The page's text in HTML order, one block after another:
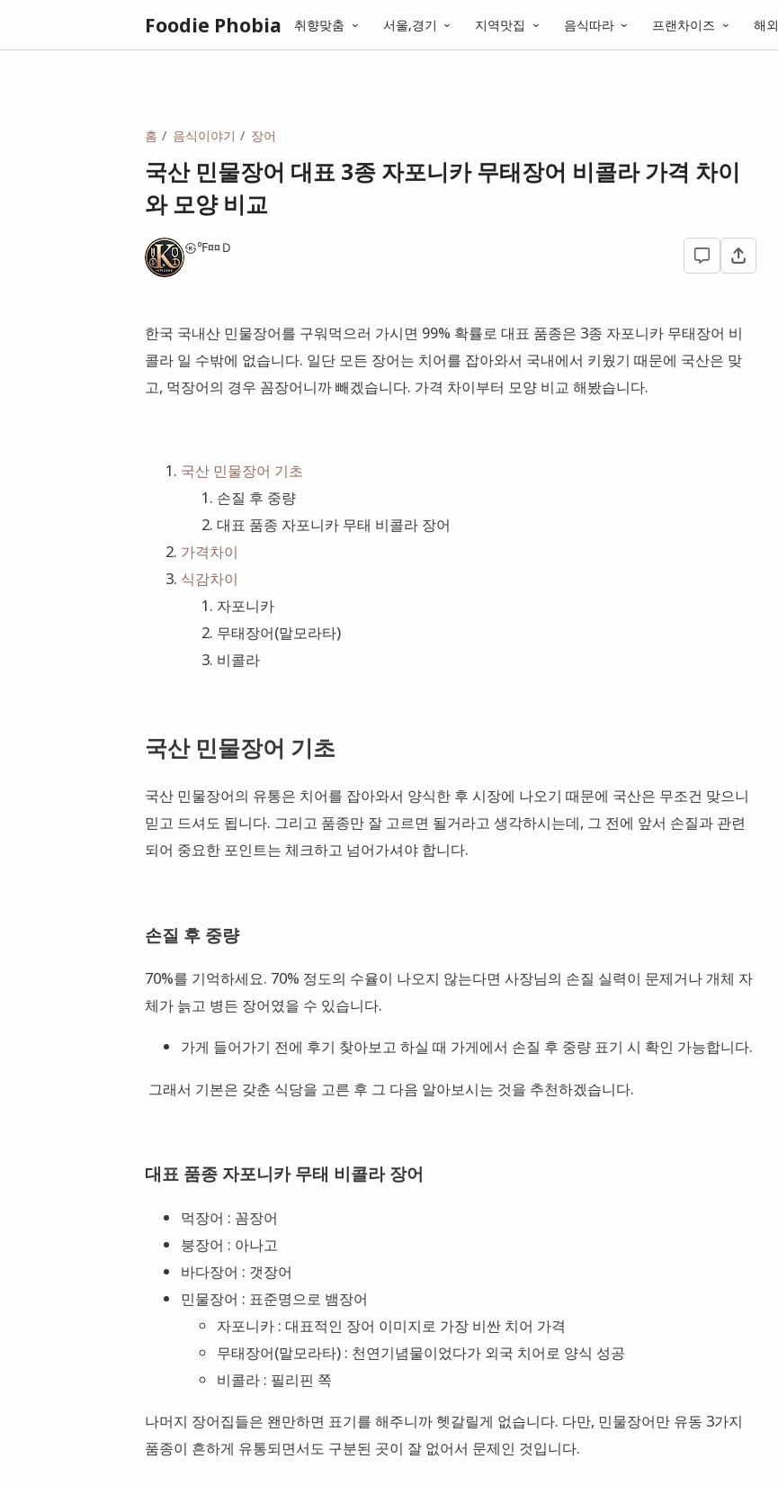
Foodie Phobia 취향맞춤 서울,경기 지역맛집 음식따라 프랜차이즈 해외
홈 음식이야기 장어
국산 민물장어 대표 3종 자포니카 무태장어 비콜라 가격 차이
와 모양 비교
㉿℉¤¤Ｄ
한국 국내산 민물장어를 구워먹으러 가시면 99% 확률로 대표 품종은 3종 자포니카 무태장어 비
콜라 일 수밖에 없습니다. 일단 모든 장어는 치어를 잡아와서 국내에서 키웠기 때문에 국산은 맞
고, 먹장어의 경우 꼼장어니까 빼겠습니다. 가격 차이부터 모양 비교 해봤습니다.
국산 민물장어 기초
손질 후 중량
대표 품종 자포니카 무태 비콜라 장어
가격차이
식감차이
자포니카
무태장어(말모라타)
비콜라
국산 민물장어 기초
국산 민물장어의 유통은 치어를 잡아와서 양식한 후 시장에 나오기 때문에 국산은 무조건 맞으니
믿고 드셔도 됩니다. 그리고 품종만 잘 고르면 될거라고 생각하시는데, 그 전에 앞서 손질과 관련
되어 중요한 포인트는 체크하고 넘어가셔야 합니다.
손질 후 중량
70%를 기억하세요. 70% 정도의 수율이 나오지 않는다면 사장님의 손질 실력이 문제거나 개체 자
체가 늙고 병든 장어였을 수 있습니다.
가게 들어가기 전에 후기 찾아보고 하실 때 가게에서 손질 후 중량 표기 시 확인 가능합니다.
그래서 기본은 갖춘 식당을 고른 후 그 다음 알아보시는 것을 추천하겠습니다.
대표 품종 자포니카 무태 비콜라 장어
먹장어 : 꼼장어
붕장어 : 아나고
바다장어 : 갯장어
민물장어 : 표준명으로 뱀장어
자포니카 : 대표적인 장어 이미지로 가장 비싼 치어 가격
무태장어(말모라타) : 천연기념물이었다가 외국 치어로 양식 성공
비콜라 : 필리핀 쪽
나머지 장어집들은 왠만하면 표기를 해주니까 헷갈릴게 없습니다. 다만, 민물장어만 유동 3가지
품종이 흔하게 유통되면서도 구분된 곳이 잘 없어서 문제인 것입니다.